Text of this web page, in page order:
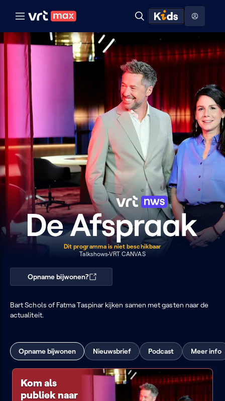
Naar hoofdinhoud Naar audiodescriptie Naar help
Hoog contrast modus
menu
Zoeken
ontdekken
De
afspraak
Dit programma is niet beschikbaar
Talkshows VRT CANVAS
Opname bijwonen?
Bart Schols of Fatma Taspinar kijken samen met gasten naar de
actualiteit.
Opname bijwonen Nieuwsbrief Podcast Meer info
Kom als
publiek naar